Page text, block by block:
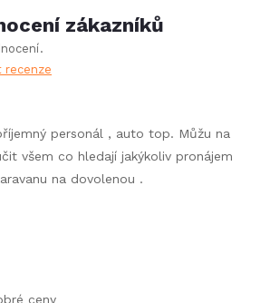
zákazníků
recenze
personál , auto top. Můžu na
všem co hledají jakýkoliv pronájem
na dovolenou .
ceny